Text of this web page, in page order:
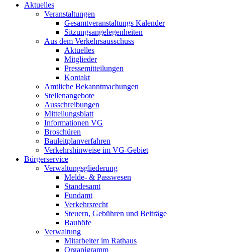
Aktuelles
Veranstaltungen
Gesamtveranstaltungs Kalender
Sitzungsangelegenheiten
Aus dem Verkehrsausschuss
Aktuelles
Mitglieder
Pressemitteilungen
Kontakt
Amtliche Bekanntmachungen
Stellenangebote
Ausschreibungen
Mitteilungsblatt
Informationen VG
Broschüren
Bauleitplanverfahren
Verkehrshinweise im VG-Gebiet
Bürgerservice
Verwaltungsgliederung
Melde- & Passwesen
Standesamt
Fundamt
Verkehrsrecht
Steuern, Gebühren und Beiträge
Bauhöfe
Verwaltung
Mitarbeiter im Rathaus
Organigramm